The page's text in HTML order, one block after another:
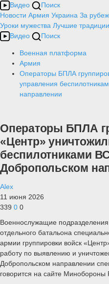
Видео
Поиск
Новости Армия Украина За
Уроки мужества Лучшие
Видео
Поиск
Военная платформа
Армия
Операторы БПЛА
управления
направлении
Операторы БПЛА
«Центр»
беспилотниками
Добропольском
Alex
11 июня 2026
339 0 0
Военнослужащие
отдельного батальона
армии группировки войск
работу по выявлению и
Добропольском направлении
говорится на сайте Минобороны